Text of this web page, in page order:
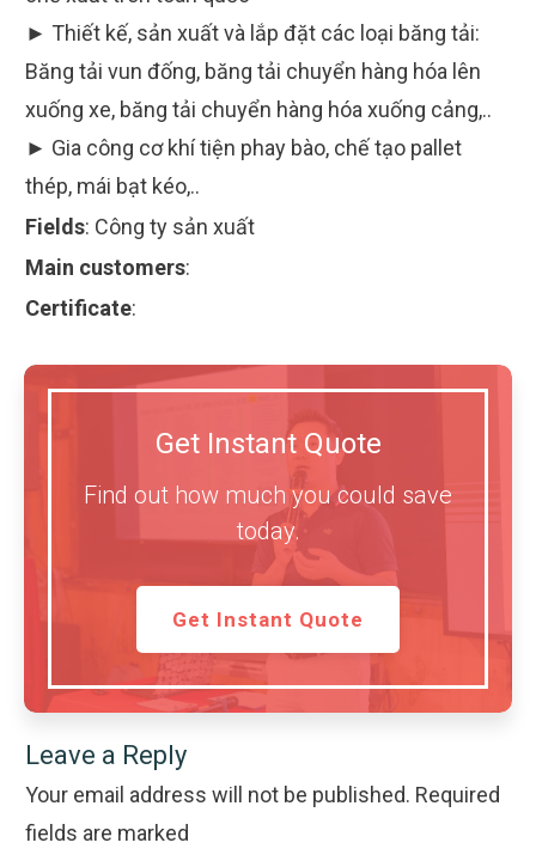
► Thiết kế, sản xuất và lắp đặt các loại băng tải:
Băng tải vun đống, băng tải chuyển hàng hóa lên
xuống xe, băng tải chuyển hàng hóa xuống cảng,..
► Gia công cơ khí tiện phay bào, chế tạo pallet
thép, mái bạt kéo,..
Fields: Công ty sản xuất
Main customers:
Certificate:
Get Instant Quote
Find out how much you could save
today.
Get Instant Quote
Leave a Reply
Your email address will not be published. Required
fields are marked